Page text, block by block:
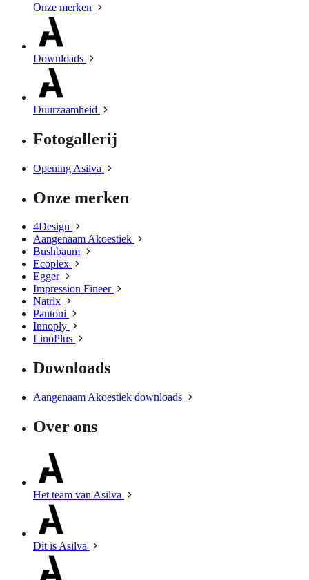
Onze merken
Downloads
Duurzaamheid
Fotogallerij
Opening Asilva
Onze merken
4Design
Aangenaam Akoestiek
Bushbaum
Ecoplex
Egger
Impression Fineer
Natrix
Pantoni
Innoply
LinoPlus
Downloads
Aangenaam Akoestiek downloads
Over ons
Het team van Asilva
Dit is Asilva